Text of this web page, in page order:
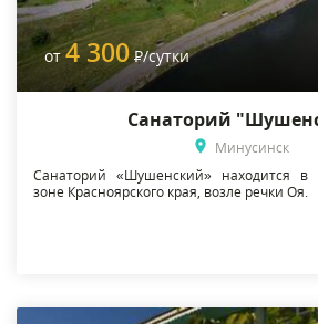
от4 300 Р/сутки
Санаторий
Минусинск
Санаторий «Шушенский» находится в
зоне Красноярского края, возле речки Оя.